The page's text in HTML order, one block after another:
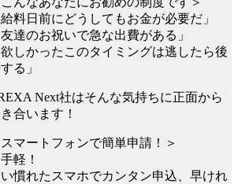
給料日前にどうしてもお金が必要だ」
友達のお祝いで急な出費がある」
欲しかったこのタイミングは逃したら後
る」
Next社はそんな気持ちに正面から
合います！
スマートフォンで簡単申請！＞
軽！
慣れたスマホでカンタン申込、早けれ